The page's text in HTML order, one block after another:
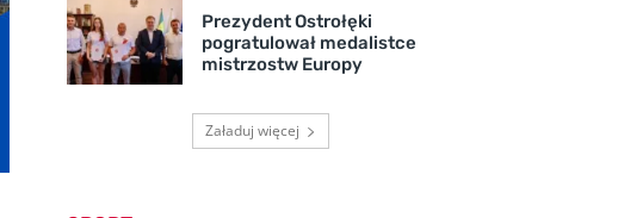
Prezydent Ostrołęki
pogratulował medalistce
mistrzostw Europy
Załaduj więcej